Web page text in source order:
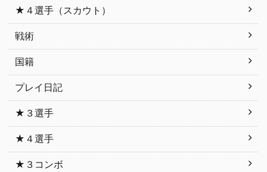
★４選手（スカウト）
戦術
国籍
プレイ日記
★３選手
★４選手
★３コンボ